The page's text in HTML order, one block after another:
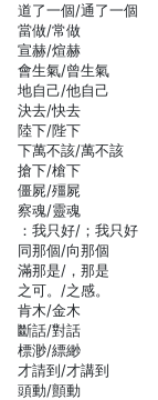
道了一個/通了一個
當做/常做
宣赫/煊赫
會生氣/曾生氣
地自己/他自己
決去/快去
陸下/陛下
下萬不該/萬不該
搶下/槍下
僵屍/殭屍
察魂/靈魂
：我只好/；我只好
同那個/向那個
滿那是/，那是
之可。/之感。
肯木/金木
斷話/對話
標渺/縹緲
才請到/才講到
頭動/顫動